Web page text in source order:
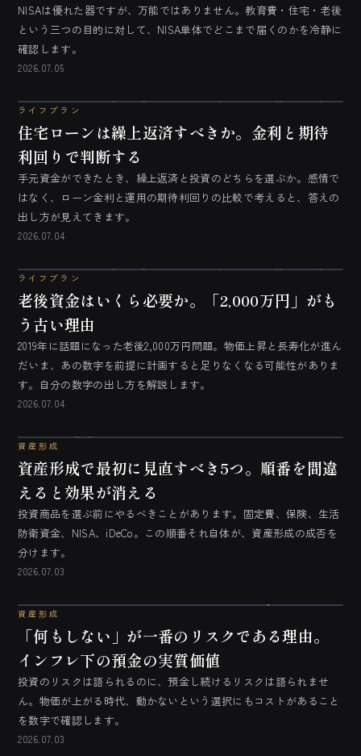
NISAは優れた器ですが、万能ではありません。教育費・住宅・老後
という三つの目的に対して、NISA単体でどこまで届くのかを冷静に
確認します。
2026.07.05
ライフプラン
住宅ローンは繰上返済すべきか。金利と期待
利回りで判断する
手元資金ができたとき、繰上返済と投資のどちらを選ぶか。感情で
はなく、ローン金利と運用の期待利回りの比較で考えると、答えの
出し方が見えてきます。
2026.07.04
ライフプラン
老後資金はいくら必要か。「2,000万円」がも
う古い理由
2019年に話題になった老後2,000万円問題。物価上昇と長寿化が進ん
だいま、あの数字を前提に計画すると足りなくなる可能性がありま
す。自分の数字の出し方を解説します。
2026.07.04
資産形成
資産形成で最初に見直すべき5つ。順番を間違
えると効果が消える
投資商品を選ぶ前にやるべきことがあります。固定費、保険、生活
防衛資金、NISA、iDeCo。この順番それ自体が、資産形成の成否を
分けます。
2026.07.03
資産形成
「何もしない」が一番のリスクである理由。
インフレ下の預金の実質価値
投資のリスクは語られるのに、預金し続けるリスクは語られませ
ん。物価が上がる時代、動かないという選択にもコストがあること
を数字で確認します。
2026.07.03